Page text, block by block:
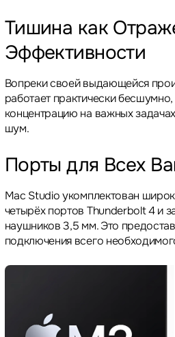
Тишина как
Эффективности
Вопреки своей выдающейся
работает практически
концентрацию на важных
шум.
Порты для Всех
Mac Studio укомплектован
четырёх портов Thunderbolt 4 и
наушников 3,5 мм. Это
подключения всего